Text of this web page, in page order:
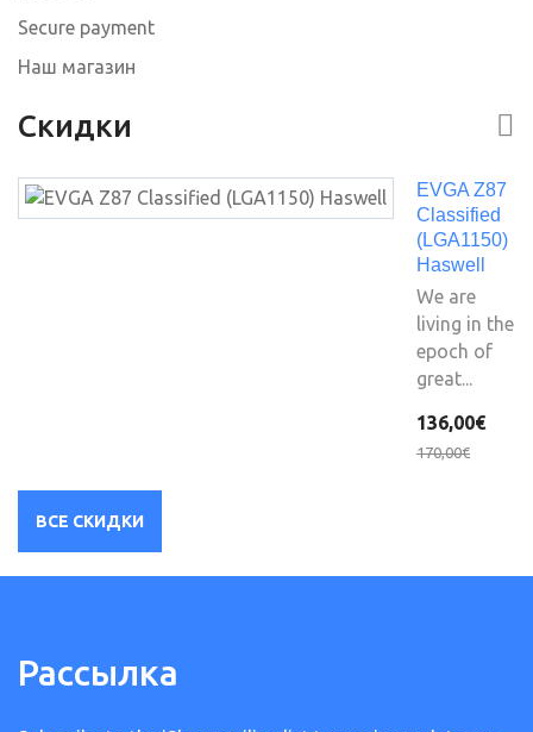
Secure payment
Наш магазин
Скидки
EVGA Z87
Classified
(LGA1150)
Haswell
We are
living in the
epoch of
great...
136,00€
170,00€
ВСЕ СКИДКИ
Рассылка